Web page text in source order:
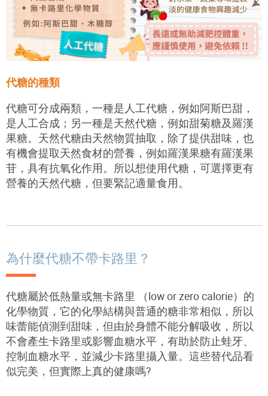
代糖的種類
代糖可分成兩類，一種是人工代糖，例如阿斯巴甜，
是人工合成；另一種是天然代糖，例如甜菊糖及羅漢
果糖。天然代糖由天然物質抽取，除了提供甜味，也
有機會提取天然食材的營養，例如羅漢果糖有羅漢果
苷，具有抗氧化作用。所以想使用代糖，可選擇更有
營養的天然代糖，但要緊記適量食用。
為什麼代糖不帶卡路里？
代糖屬於低熱量或無卡路里 （low orzero calorie）的
化學物質，它的化學結構與普通的糖非常相似，所以
味蕾能偵測到甜味，但由於身體不能分解吸收，所以
不會產生卡路里或影響血糖水平，有助於防止蛙牙、
控制血糖水平，並減少卡路里攝入量。這些替代品看
似完美，但實際上真的健康嗎?